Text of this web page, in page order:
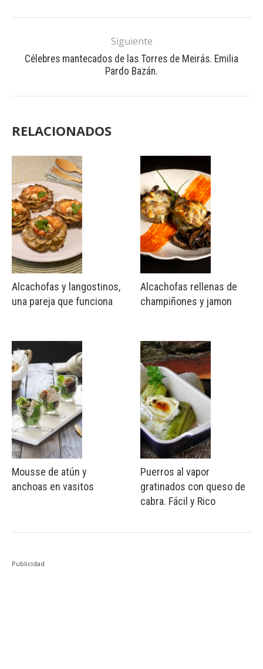
Siguiente
Célebres mantecados de las Torres de Meirás. Emilia
Pardo Bazán.
RELACIONADOS
Alcachofas y langostinos,
una pareja que funciona
Mousse de atún y
anchoas en vasitos
Alcachofas rellenas de
champiñones y jamon
Puerros al vapor
gratinados con queso de
cabra. Fácil y Rico
Publicidad